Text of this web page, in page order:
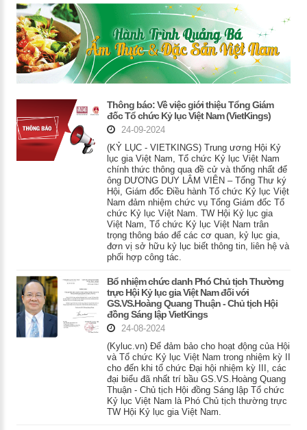
Thông báo: Về việc giới thiệu Tổng Giám
đốc Tổ chức Kỷ lục Việt Nam (VietKings)
24-09-2024
(KỶ LỤC - VIETKINGS) Trung ương Hội Kỷ
lục gia Việt Nam, Tổ chức Kỷ lục Việt Nam
chính thức thông qua đề cử và thống nhất để
ông DƯƠNG DUY LÂM VIÊN – Tổng Thư ký
Hội, Giám đốc Điều hành Tổ chức Kỷ lục Việt
Nam đảm nhiệm chức vụ Tổng Giám đốc Tổ
chức Kỷ lục Việt Nam. TW Hội Kỷ lục gia
Việt Nam, Tổ chức Kỷ lục Việt Nam trân
trọng thông báo để các cơ quan, kỷ lục gia,
đơn vị sở hữu kỷ lục biết thông tin, liên hệ và
phối hợp công tác.
Bổ nhiệm chức danh Phó Chủ tịch Thường
trực Hội Kỷ lục gia Việt Nam đối với
GS.VS.Hoàng Quang Thuận - Chủ tịch Hội
đồng Sáng lập VietKings
24-08-2024
(Kyluc.vn) Để đảm bảo cho hoạt động của Hội
và Tổ chức Kỷ lục Việt Nam trong nhiệm kỳ II
cho đến khi tổ chức Đại hội nhiệm kỳ III, các
đại biểu đã nhất trí bầu GS.VS.Hoàng Quang
Thuận - Chủ tịch Hội đồng Sáng lập Tổ chức
Kỷ lục Việt Nam là Phó Chủ tịch thường trực
TW Hội Kỷ lục gia Việt Nam.